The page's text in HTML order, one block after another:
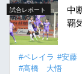
試合レポート
中
覇
#ペレイラ #安
#髙橋 大悟